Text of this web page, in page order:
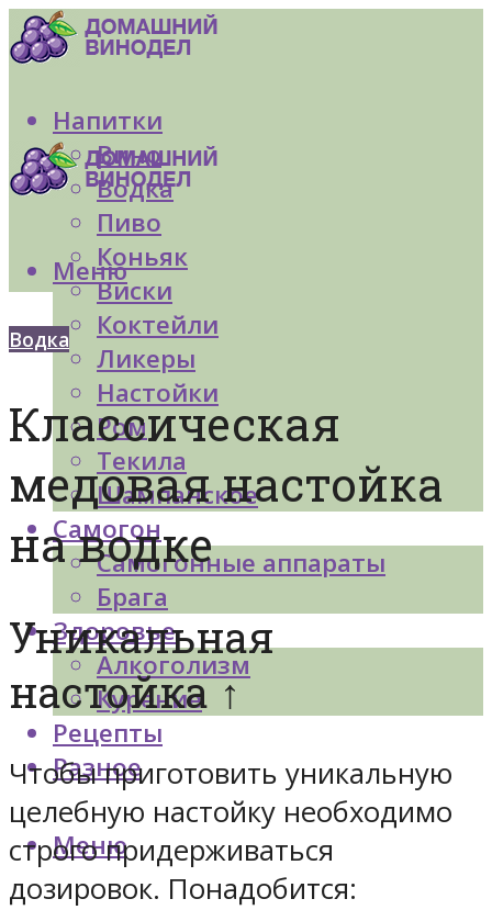
Напитки
Вино
Водка
Пиво
Коньяк
Виски
Коктейли
Ликеры
Настойки
Ром
Текила
Шампанское
Самогон
Самогонные аппараты
Брага
Здоровье
Алкоголизм
Курение
Рецепты
Разное
Меню
Меню
Водка
Классическая
медовая настойка
на водке
Уникальная
настойка ↑
Чтобы приготовить уникальную
целебную настойку необходимо
строго придерживаться
дозировок. Понадобится: